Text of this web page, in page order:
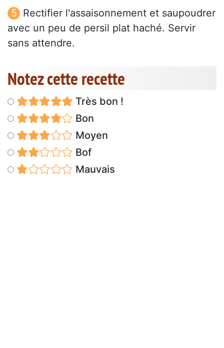
Rectifier l'assaisonnement et saupoudrer
avec un peu de persil plat haché. Servir
sans attendre.
Notez cette recette
Très bon !
Bon
Moyen
Bof
Mauvais